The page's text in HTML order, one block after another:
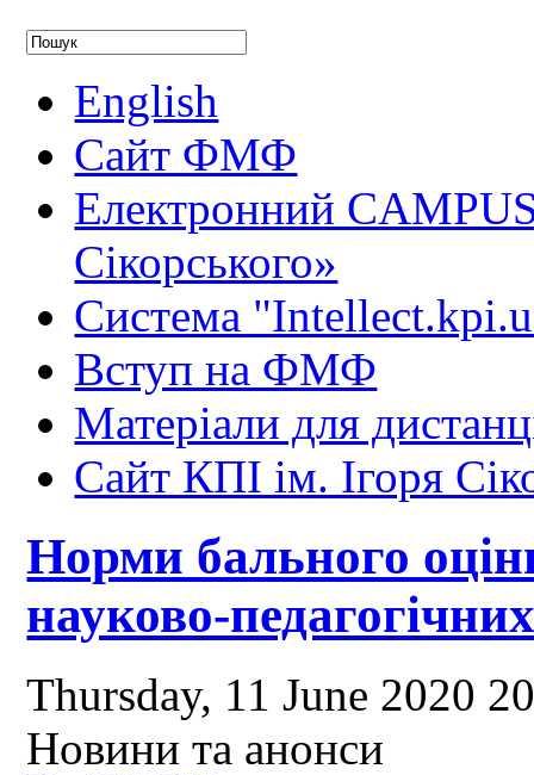
English
Сайт ФМФ
Електронний
Сікорського»
Система
Вступ на ФМФ
Матеріали для
Сайт КПІ ім. Ігоря
Норми бального
науково-
Thursday, 11 June 2020
Новини та анонси